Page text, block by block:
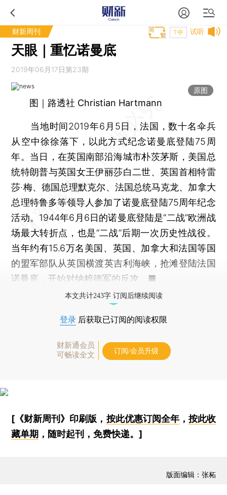
财新周刊 试听
T中
天眼｜重忆诺曼底
2019年06月17日第23期
原图
图｜路透社 Christian Hartmann
当地时间2019年6月5日，法国，数十名伞兵
从空中徐徐落下，以此方式纪念诺曼底登陆75周
年。当日，在英国南部沿海城市朴茨茅斯，美国总
统特朗普与英国女王伊丽莎白二世、英国首相特雷
莎·梅、德国总理默克尔、法国总统马克龙、加拿大
总理特鲁多等领导人参加了诺曼底登陆75周年纪念
活动。1944年6月6日的诺曼底登陆是“二战”欧洲战
场最大转折点，也是“二战”后期一次历史性战役。
当年约有15.6万名美国、英国、加拿大和法国等国
的盟军部队从英国横渡英吉利海峡，抢滩登陆法国
诺曼底，开始对纳粹德军的反攻。■
本文共计243字 订阅后继续阅读
登录 后获取已订阅的阅读权限
财新通会员
可畅读全文
订阅/会员升级
[《财新周刊》印刷版， 按此优惠订阅全年， 按此收
藏单期 ，随时起刊，免费快递。]
版面编辑：张柘